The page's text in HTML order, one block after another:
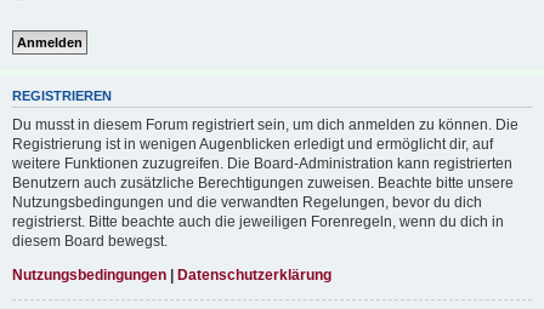
REGISTRIEREN
Du musst in diesem Forum registriert sein, um dich anmelden zu können. Die
Registrierung ist in wenigen Augenblicken erledigt und ermöglicht dir, auf
weitere Funktionen zuzugreifen. Die Board-Administration kann registrierten
Benutzern auch zusätzliche Berechtigungen zuweisen. Beachte bitte unsere
Nutzungsbedingungen und die verwandten Regelungen, bevor du dich
registrierst. Bitte beachte auch die jeweiligen Forenregeln, wenn du dich in
diesem Board bewegst.
Nutzungsbedingungen | Datenschutzerklärung